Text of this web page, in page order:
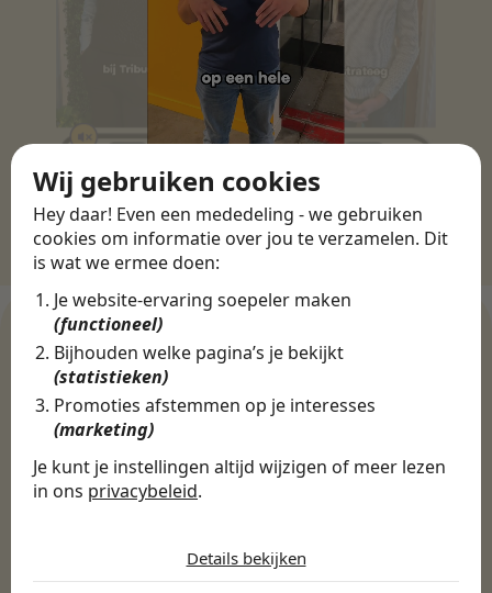
Wij gebruiken cookies
Hey daar! Even een mededeling - we gebruiken
cookies om informatie over jou te verzamelen. Dit
is wat we ermee doen:
Je website-ervaring soepeler maken
(functioneel)
Bijhouden welke pagina’s je bekijkt
(statistieken)
Promoties afstemmen op je interesses
(marketing)
Je kunt je instellingen altijd wijzigen of meer lezen
in ons privacybeleid.
Noodzakelijk
Details bekijken
Ontdek meer dan 500+
Marketing & Communicatie
Sales & Inkoop
Onderwijs & Kinderopvang
Techniek, Productie, Logistiek & Groen